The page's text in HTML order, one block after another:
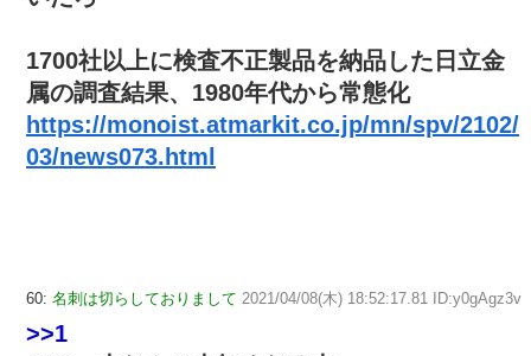
1700社以上に検査不正製品を納品した日立金
属の調査結果、1980年代から常態化
https://monoist.atmarkit.co.jp/mn/spv/2102/
03/news073.html
60: 名刺は切らしておりまして 2021/04/08(木) 18:52:17.81 ID:y0gAgz3v
>>1